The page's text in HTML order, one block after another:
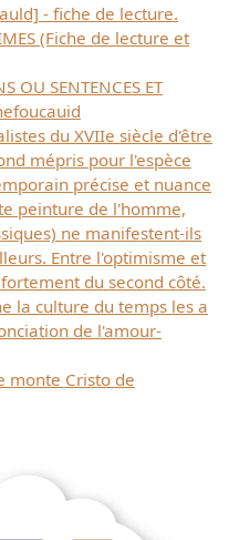
- fiche de lecture.
(Fiche de lecture et
OU SENTENCES ET
du XVIIe siècle d'être
mépris pour l'espèce
précise et nuance
peinture de l'homme,
ne manifestent-ils
Entre l'optimisme et
du second côté.
la culture du temps les a
de l'amour-
monte Cristo de